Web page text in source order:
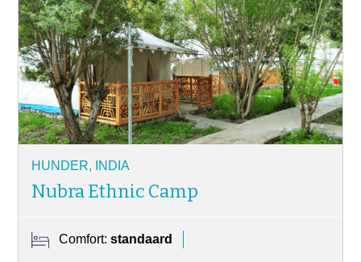
HUNDER, INDIA
Nubra Ethnic Camp
Comfort:standaard